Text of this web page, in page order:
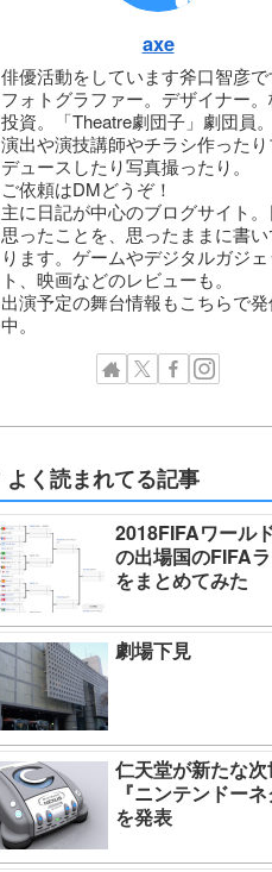
axe
俳優活動をしています斧口智彦で
フォトグラファー。デザイナー
投資。「Theatre劇団子」劇団員。
演出や演技講師やチラシ作ったり
デュースしたり写真撮ったり。
ご依頼はDMどうぞ！
主に日記が中心のブログサイト。
思ったことを、思ったままに書
ります。ゲームやデジタルガジェ
ト、映画などのレビューも。
出演予定の舞台情報もこちらで
中。
よく読まれてる記事
2018FIFAワール
の出場国のFIFA
をまとめてみた
劇場下見
仁天堂が新たな
『ニンテンドーネ
を発表